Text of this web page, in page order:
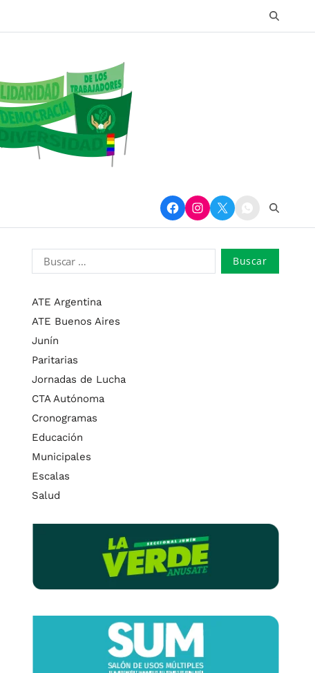
ATE Argentina
ATE Buenos Aires
Junín
Paritarias
Jornadas de Lucha
CTA Autónoma
Cronogramas
Educación
Municipales
Escalas
Salud